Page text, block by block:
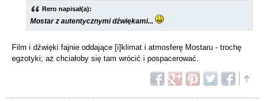
Rero napisał(a):
Mostar z autentycznymi dźwiękami...
Film i dźwięki fajnie oddające [i]klimat i atmosferę Mostaru - trochę
egzotyki; aż chciałoby się tam wrócić i pospacerować.